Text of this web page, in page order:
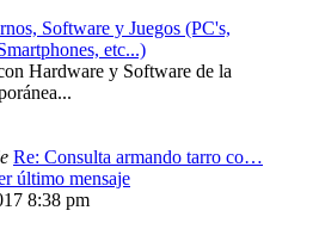
Software y Juegos (PC's,
etc...)
Hardware y Software de la
Re: Consulta armando tarro co…
último mensaje
8:38 pm